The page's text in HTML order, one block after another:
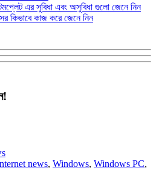
এর সুবিধা এবং অসুবিধা গুলো জেনে নিন
কিভাবে কাজ করে জেনে নিন
news, Windows, Windows PC,